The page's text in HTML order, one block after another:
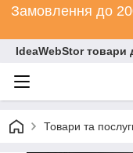
Замовлення до
IdeaWebStor товари
Товари та